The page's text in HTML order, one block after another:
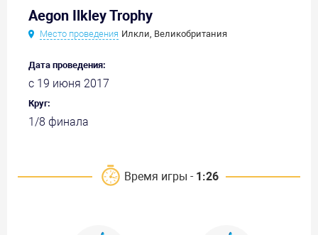
Aegon Ilkley Trophy
Место проведения Илкли, Великобритания
Дата проведения:
с 19 июня 2017
Круг:
1/8 финала
Время игры - 1:26